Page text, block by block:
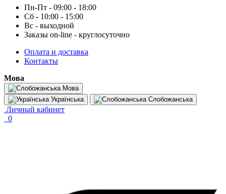
Пн-Пт - 09:00 - 18:00
Сб - 10:00 - 15:00
Вс - выходной
Заказы on-line - круглосуточно
Оплата и доставка
Контакты
Мова
Мова
Українська
Слобожанська
Личный кабинет
0